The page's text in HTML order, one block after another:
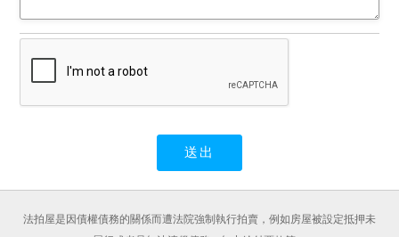
法拍屋是因債權債務的關係而遭法院強制執行拍賣，例如房屋被設定抵押未